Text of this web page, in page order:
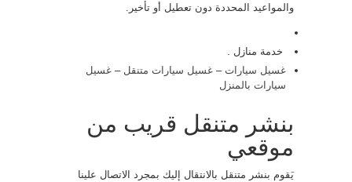
والمواعيد المحددة دون تعطيل أو تأخير.
خدمة منازل .
غسيل سيارات – غسيل سيارات متنقل – غسيل
سيارات بالمنزل
بنشر متنقل قريب من
موقعي
يَقوم بنشر متنقل بالانتقال إليك بمجرد الاتصال علينا